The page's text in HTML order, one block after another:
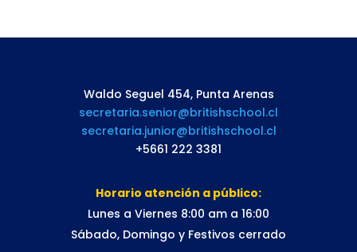
Waldo Seguel 454, Punta Arenas
secretaria.senior@britishschool.cl
secretaria.junior@britishschool.cl
+5661 222 3381
Horario atención a público:
Lunes a Viernes 8:00 am a 16:00
Sábado, Domingo y Festivos cerrado